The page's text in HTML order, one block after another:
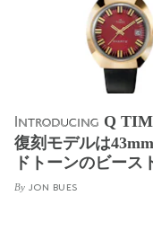
Introducing Q
復刻モデルは
ドトーンのビース
By JON BUES